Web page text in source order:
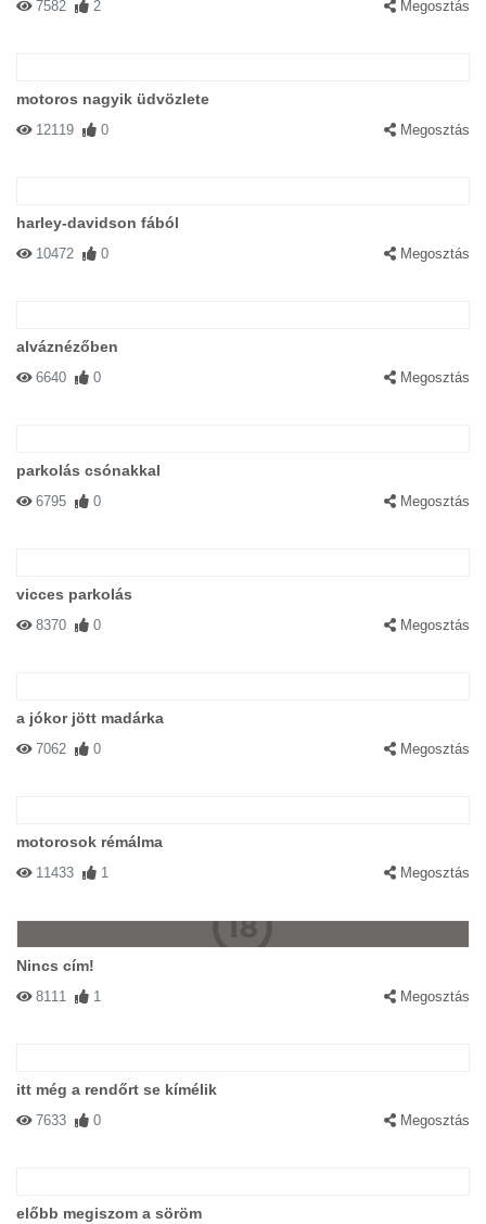
7582 2 Megosztás
motoros nagyik üdvözlete
12119 0 Megosztás
harley-davidson fából
10472 0 Megosztás
alváznézőben
6640 0 Megosztás
parkolás csónakkal
6795 0 Megosztás
vicces parkolás
8370 0 Megosztás
a jókor jött madárka
7062 0 Megosztás
motorosok rémálma
11433 1 Megosztás
Nincs cím!
8111 1 Megosztás
itt még a rendőrt se kímélik
7633 0 Megosztás
előbb megiszom a söröm